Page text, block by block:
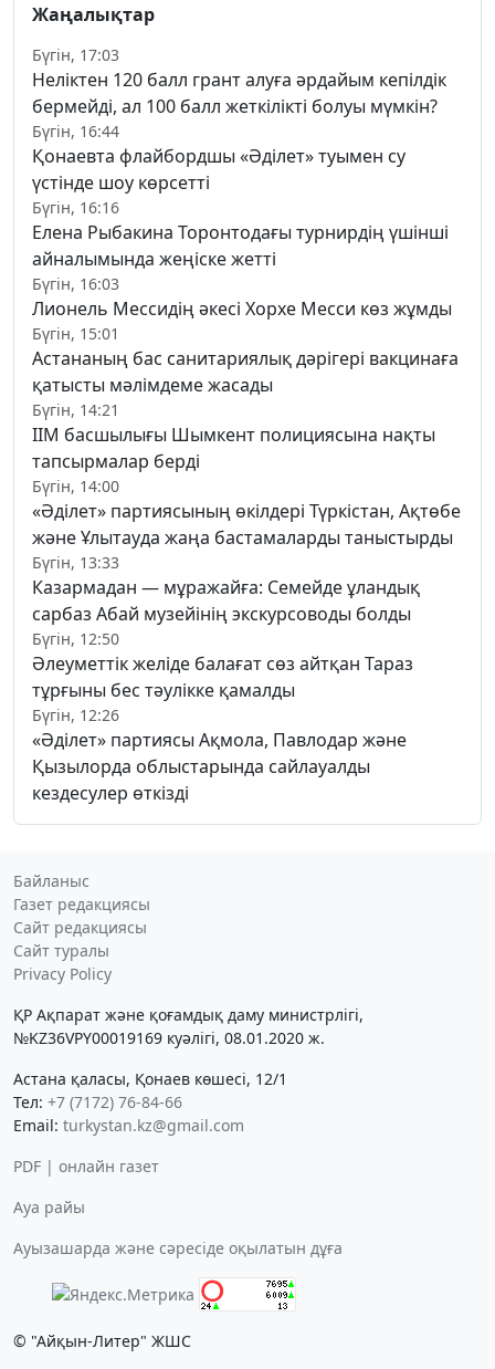
Жаңалықтар
Бүгін, 17:03
Неліктен 120 балл грант алуға әрдайым кепілдік
бермейді, ал 100 балл жеткілікті болуы мүмкін?
Бүгін, 16:44
Қонаевта флайбордшы «Әділет» туымен су
үстінде шоу көрсетті
Бүгін, 16:16
Елена Рыбакина Торонтодағы турнирдің үшінші
айналымында жеңіске жетті
Бүгін, 16:03
Лионель Мессидің әкесі Хорхе Месси көз жұмды
Бүгін, 15:01
Астананың бас санитариялық дәрігері вакцинаға
қатысты мәлімдеме жасады
Бүгін, 14:21
ІІМ басшылығы Шымкент полициясына нақты
тапсырмалар берді
Бүгін, 14:00
«Әділет» партиясының өкілдері Түркістан, Ақтөбе
және Ұлытауда жаңа бастамаларды таныстырды
Бүгін, 13:33
Казармадан — мұражайға: Семейде ұландық
сарбаз Абай музейінің экскурсоводы болды
Бүгін, 12:50
Әлеуметтік желіде балағат сөз айтқан Тараз
тұрғыны бес тәулікке қамалды
Бүгін, 12:26
«Әділет» партиясы Ақмола, Павлодар және
Қызылорда облыстарында сайлауалды
кездесулер өткізді
Байланыс
Газет редакциясы
Сайт редакциясы
Сайт туралы
Privacy Policy
ҚР Ақпарат және қоғамдық даму министрлігі,
№KZ36VPY00019169 куәлігі, 08.01.2020 ж.
Астана қаласы, Қонаев көшесі, 12/1
Тел: +7 (7172) 76-84-66
Email: turkystan.kz@gmail.com
PDF | онлайн газет
Ауа райы
Ауызашарда және сәресіде оқылатын дұға
© "Айқын-Литер" ЖШС